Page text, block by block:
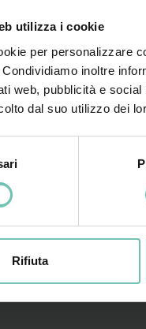
utilizza i cookie
per personalizzare
inoltre
web, pubblicità e
dal suo utilizzo dei
Rifiuta
Umane